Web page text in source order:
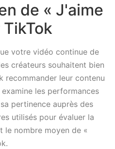
de « J'aime
votre vidéo continue de
créateurs souhaitent bien
recommander leur contenu
examine les performances
pertinence auprès des
utilisés pour évaluer la
le nombre moyen de «